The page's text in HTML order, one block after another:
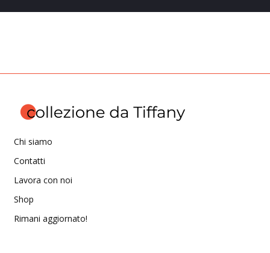
Chi siamo
Contatti
Lavora con noi
Shop
Rimani aggiornato!